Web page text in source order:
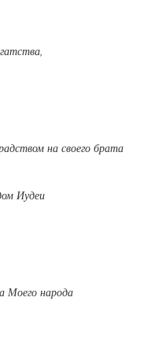
на своего брата
Иудеи
Моего народа